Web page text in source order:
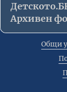
Архивен
Общи